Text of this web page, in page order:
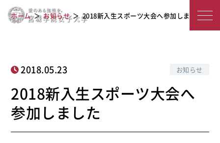
宮
女
子
大
2018新入生スポーツ大会へ参加しまし
た
ホーム お知らせ 2018新入生スポーツ大会へ参加しました
2018.05.23 お知らせ
2018新入生スポーツ大会へ
参加しました